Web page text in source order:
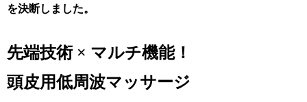
を決断しました。
先端技術 × マルチ機能！
頭皮用低周波マッサージ